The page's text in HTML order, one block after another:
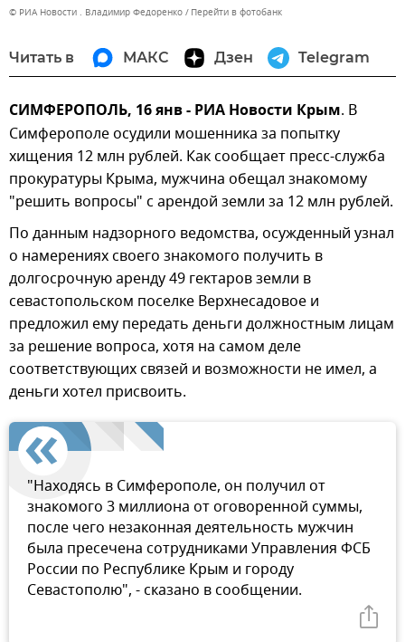
© РИА Новости . Владимир Федоренко Перейти в фотобанк
Читать в МАКС Дзен Telegram
СИМФЕРОПОЛЬ, 16 янв - РИА Новости Крым. В
Симферополе осудили мошенника за попытку
хищения 12 млн рублей. Как сообщает пресс-служба
прокуратуры Крыма, мужчина обещал знакомому
"решить вопросы" с арендой земли за 12 млн рублей.
По данным надзорного ведомства, осужденный узнал
о намерениях своего знакомого получить в
долгосрочную аренду 49 гектаров земли в
севастопольском поселке Верхнесадовое и
предложил ему передать деньги должностным лицам
за решение вопроса, хотя на самом деле
соответствующих связей и возможности не имел, а
деньги хотел присвоить.
"Находясь в Симферополе, он получил от
знакомого 3 миллиона от оговоренной суммы,
после чего незаконная деятельность мужчин
была пресечена сотрудниками Управления ФСБ
России по Республике Крым и городу
Севастополю", - сказано в сообщении.